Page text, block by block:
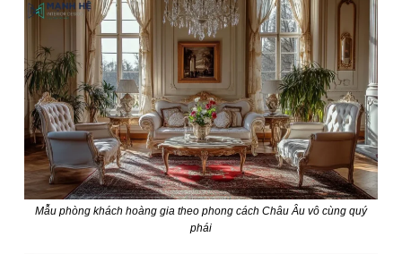
Mẫu phòng khách hoàng gia theo phong cách Châu Âu vô cùng quý
phái